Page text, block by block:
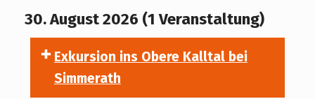
30. August 2026 (1 Veranstaltung)
Exkursion ins Obere Kalltal bei
Simmerath